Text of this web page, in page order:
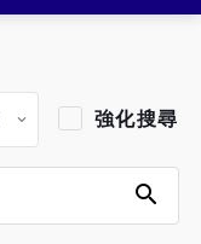
強化搜尋